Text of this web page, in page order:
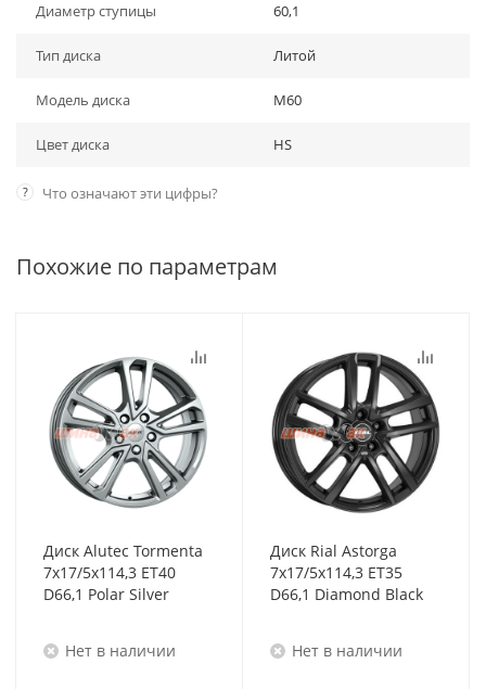
Диаметр ступицы 60,1
Тип диска Литой
Модель диска M60
Цвет диска HS
? Что означают эти цифры?
Похожие по параметрам
Диск Alutec Tormenta
7x17/5x114,3 ET40
D66,1 Polar Silver
Нет в наличии
Диск Rial Astorga
7x17/5x114,3 ET35
D66,1 Diamond Black
Нет в наличии